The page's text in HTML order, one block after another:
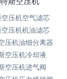
压机空气滤芯
压机机油滤芯
压机油细分离器
空压机冷却液
空压机进气阀